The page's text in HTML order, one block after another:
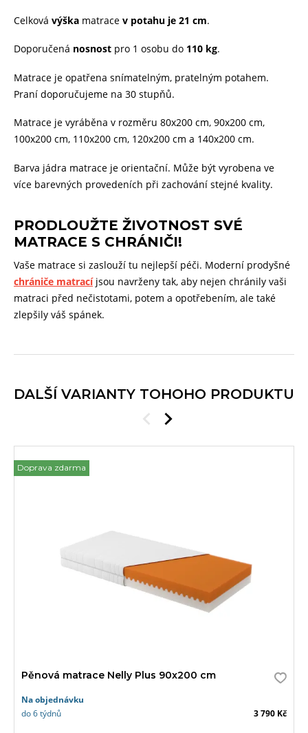
Celková výška matrace v potahu je 21 cm.
Doporučená nosnost pro 1 osobu do 110 kg.
Matrace je opatřena snímatelným, pratelným potahem.
Praní doporučujeme na 30 stupňů.
Matrace je vyráběna v rozměru 80x200 cm, 90x200 cm,
100x200 cm, 110x200 cm, 120x200 cm a 140x200 cm.
Barva jádra matrace je orientační. Může být vyrobena ve
více barevných provedeních při zachování stejné kvality.
PRODLOUŽTE ŽIVOTNOST SVÉ
MATRACE S CHRÁNIČI!
Vaše matrace si zaslouží tu nejlepší péči. Moderní prodyšné
chrániče matracíjsou navrženy tak, aby nejen chránily vaši
matraci před nečistotami, potem a opotřebením, ale také
zlepšily váš spánek.
DALŠÍ VARIANTY TOHOHO PRODUKTU
Doprava zdarma
Pěnová matrace Nelly Plus 90x200 cm
Na objednávku
do 6 týdnů
3 790 Kč